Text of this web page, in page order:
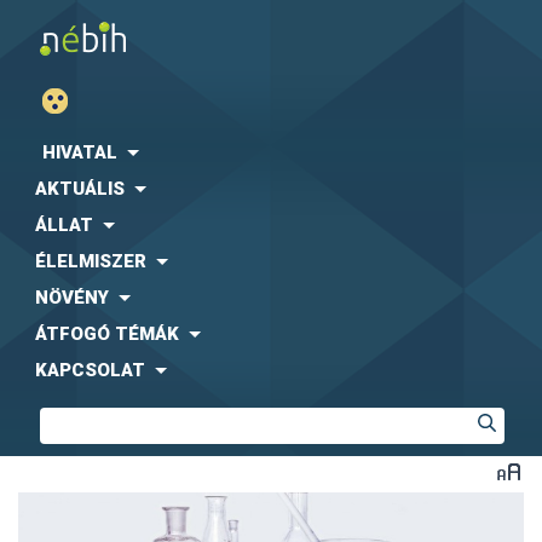
HIVATAL
AKTUÁLIS
ÁLLAT
ÉLELMISZER
NÖVÉNY
ÁTFOGÓ TÉMÁK
KAPCSOLAT